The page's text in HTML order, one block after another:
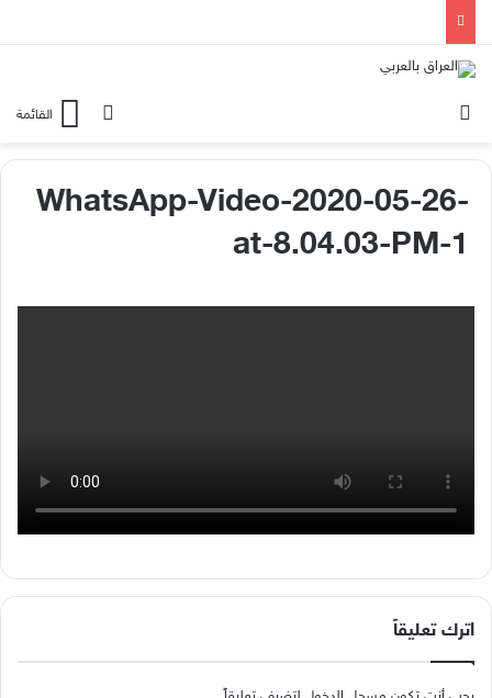
القائمةبحث عن
WhatsApp-Video-2020-05-26-
at-8.04.03-PM-1
اترك تعليقاً